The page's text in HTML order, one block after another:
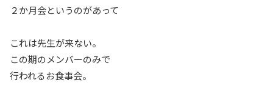
２か月会というのがあって
これは先生が来ない。
この期のメンバーのみで
行われるお食事会。